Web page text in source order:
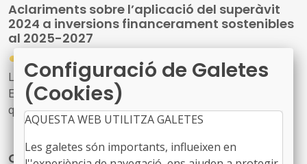
Reglament que estableix els requisits que han d'adoptar
els sistemes i programes informàtics o electrònics que
suportin els processos de facturació d'empresaris i
professionals, i l'estandardització de formats dels
registres de facturació.
Aclariments sobre l’aplicació del superàvit
2024 a inversions financerament sostenibles
al 2025-2027
●
23/12/2025
L’Oficina Virtual per a la Coordinació Financera amb les
Entitats Locals ha donat a conèixer un seguit de
qüestions que poden ser útils per als ajuntaments, en
relació amb el concepte d’inversions financerament
sostenibles (IFS) , així com també el destí del superàvit
pressupostari de les corporacions locals de l’any 2024 a
Cultura amplia fins als 1,8 milions d'euros la
Configuració de Galetes
(Cookies)
AQUESTA WEB UTILITZA GALETES
Les galetes són importants, influeixen en